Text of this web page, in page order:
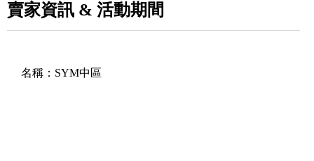
賣家資訊 & 活動期間
名稱： SYM中區